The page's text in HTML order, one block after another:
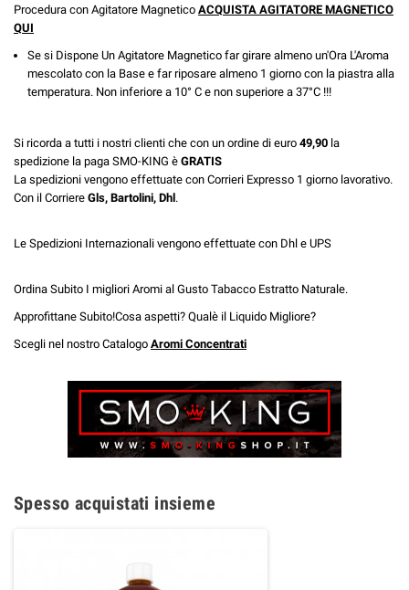
Procedura con Agitatore Magnetico ACQUISTA AGITATORE MAGNETICO
QUI
Se si Dispone Un Agitatore Magnetico far girare almeno un'Ora L'Aroma
mescolato con la Base e far riposare almeno 1 giorno con la piastra alla
temperatura. Non inferiore a 10° C e non superiore a 37°C !!!
Si ricorda a tutti i nostri clienti che con un ordine di euro 49,90 la
spedizione la paga SMO-KING è GRATIS
La spedizioni vengono effettuate con Corrieri Expresso 1 giorno lavorativo.
Con il Corriere Gls, Bartolini, Dhl.
Le Spedizioni Internazionali vengono effettuate con Dhl e UPS
Ordina Subito I migliori Aromi al Gusto Tabacco Estratto Naturale.
Approfittane Subito!Cosa aspetti? Qualè il Liquido Migliore?
Scegli nel nostro Catalogo Aromi Concentrati
Spesso acquistati insieme